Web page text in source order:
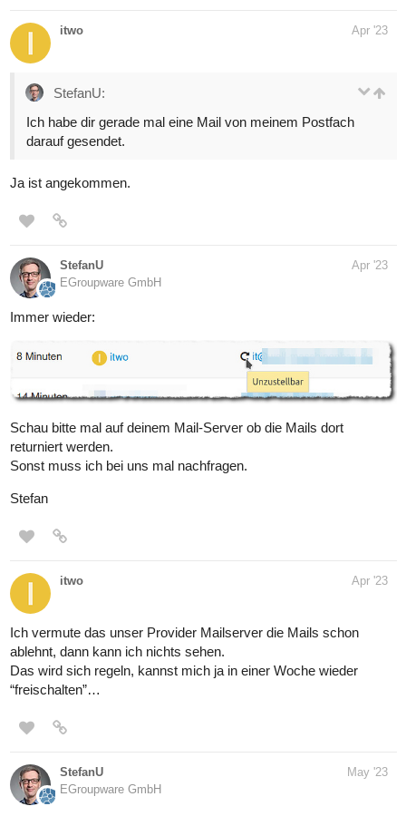
itwo Apr '23
StefanU:
Ich habe dir gerade mal eine Mail von meinem Postfach
darauf gesendet.
Ja ist angekommen.
StefanU
EGroupware GmbH
Apr '23
Immer wieder:
Schau bitte mal auf deinem Mail-Server ob die Mails dort
returniert werden.
Sonst muss ich bei uns mal nachfragen.
Stefan
itwo Apr '23
Ich vermute das unser Provider Mailserver die Mails schon
ablehnt, dann kann ich nichts sehen.
Das wird sich regeln, kannst mich ja in einer Woche wieder
“freischalten”…
StefanU
EGroupware GmbH
May '23